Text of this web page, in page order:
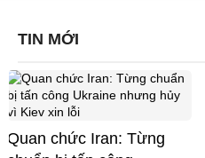
TIN MỚI
Quan chức Iran: Từng